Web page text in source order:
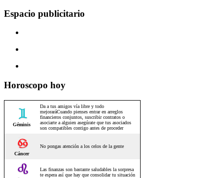
Espacio publicitario
Horoscopo hoy